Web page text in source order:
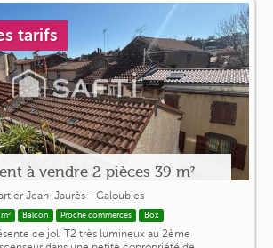
tarifs
à vendre 2 pièces 39 m²
Jean-Jaurès - Galoubies
Balcon Proche commerces Box
ce joli T2 très lumineux au 2ème